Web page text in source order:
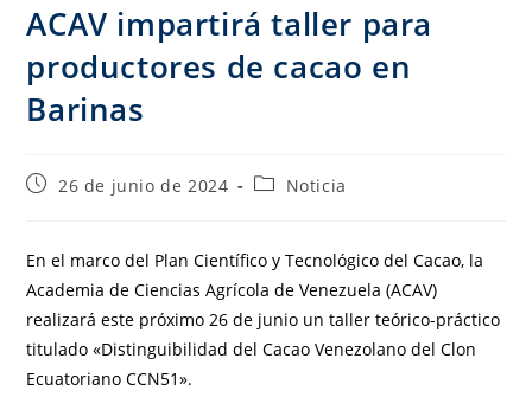
ACAV impartirá taller para
productores de cacao en
Barinas
26 de junio de 2024 Noticia
En el marco del Plan Científico y Tecnológico del Cacao, la
Academia de Ciencias Agrícola de Venezuela (ACAV)
realizará este próximo 26 de junio un taller teórico-práctico
titulado «Distinguibilidad del Cacao Venezolano del Clon
Ecuatoriano CCN51».